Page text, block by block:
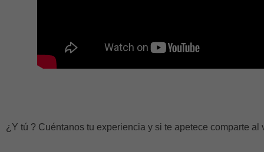
¿Y tú ? Cuéntanos tu experiencia y si te apetece comparte al